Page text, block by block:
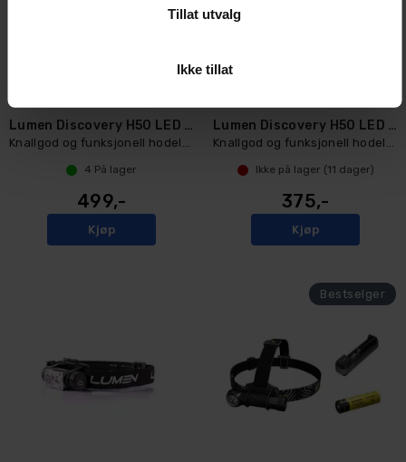
Tillat utvalg
Ikke tillat
Lumen Discovery H50 LED hodelykt
Knallgod og funksjonell hodelykt
4 På lager
499,-
Kjøp
Lumen Discovery H50 LED hodelykt
Knallgod og funksjonell hodelykt
Ikke på lager (11 dager)
375,-
Kjøp